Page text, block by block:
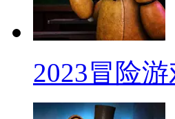
2023冒险